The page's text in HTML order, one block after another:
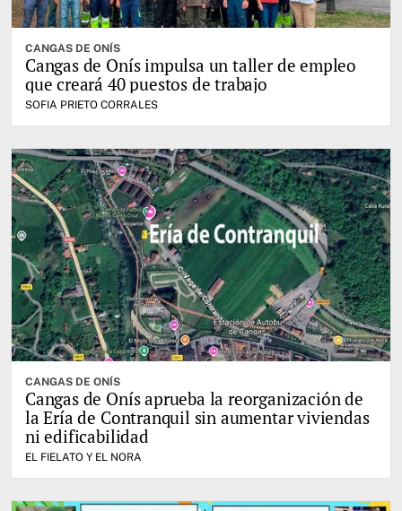
CANGAS DE ONÍS
Cangas de Onís impulsa un taller de empleo
que creará 40 puestos de trabajo
SOFIA PRIETO CORRALES
CANGAS DE ONÍS
Cangas de Onís aprueba la reorganización de
la Ería de Contranquil sin aumentar viviendas
ni edificabilidad
EL FIELATO Y EL NORA